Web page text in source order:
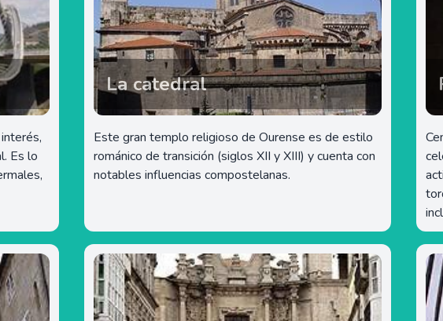
Es lo
La catedral
Este gran templo religioso de Ourense es de estilo
románico de transición (siglos XII y XIII) y cuenta con
notables influencias compostelanas.